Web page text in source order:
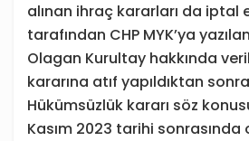
alınan ihraç kararları da iptal
tarafından CHP MYK’ya
Olagan Kurultay hakkında
kararına atıf yapıldıktan
Hükümsüzlük kararı söz
Kasım 2023 tarihi sonrasında